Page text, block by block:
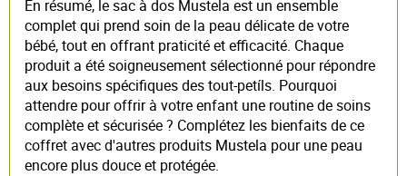
En résumé, le sac à dos Mustela est un ensemble
complet qui prend soin de la peau délicate de votre
bébé, tout en offrant praticité et efficacité. Chaque
produit a été soigneusement sélectionné pour répondre
aux besoins spécifiques des tout-petíls. Pourquoi
attendre pour offrir à votre enfant une routine de soins
complète et sécurisée ? Complétez les bienfaits de ce
coffret avec d'autres produits Mustela pour une peau
encore plus douce et protégée.